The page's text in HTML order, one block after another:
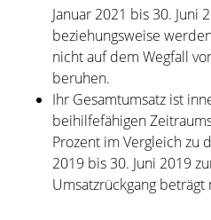
Januar 2021 bis 30. Juni
beziehungsweise
nicht auf dem Wegfall
beruhen.
Ihr Gesamtumsatz ist
beihilfefähigen
Prozent im Vergleich zu
2019 bis 30. Juni 2019
Umsatzrückgang